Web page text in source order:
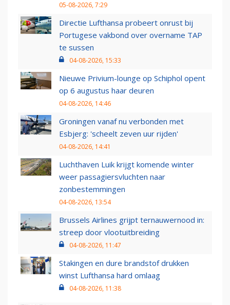
05-08-2026, 7:29
Directie Lufthansa probeert onrust bij
Portugese vakbond over overname TAP
te sussen
04-08-2026, 15:33
Nieuwe Privium-lounge op Schiphol opent
op 6 augustus haar deuren
04-08-2026, 14:46
Groningen vanaf nu verbonden met
Esbjerg: 'scheelt zeven uur rijden'
04-08-2026, 14:41
Luchthaven Luik krijgt komende winter
weer passagiersvluchten naar
zonbestemmingen
04-08-2026, 13:54
Brussels Airlines grijpt ternauwernood in:
streep door vlootuitbreiding
04-08-2026, 11:47
Stakingen en dure brandstof drukken
winst Lufthansa hard omlaag
04-08-2026, 11:38